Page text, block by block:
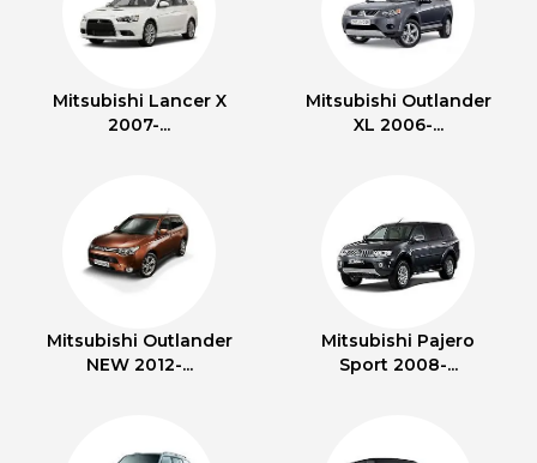
Mitsubishi Lancer X
2007-...
Mitsubishi Outlander
XL 2006-...
Mitsubishi Outlander
NEW 2012-...
Mitsubishi Pajero
Sport 2008-...